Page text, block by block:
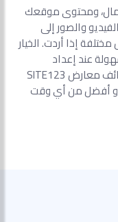
جمال، ومحتوى موقعك
والصور إلى
إذا أردت. الخيار
عند إعداد
معارض الوسائط الخاصة بك. استمتع بوظائف معارض SITE123
أفضل من أي وقت